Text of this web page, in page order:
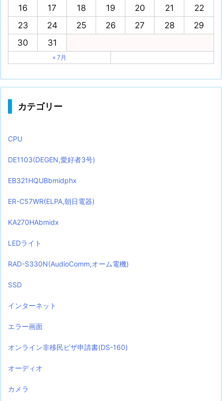
16
17 18 19 20 21
22
23
24 25 26 27 28
29
30
31
« 7月
カテゴリー
CPU
DE1103(DEGEN,愛好者3号)
EB321HQUBbmidphx
ER-C57WR(ELPA,朝日電器)
KA270HAbmidx
LEDライト
RAD-S330N(AudioComm,オーム電機)
SSD
インターネット
エラー画面
オンライン非移民ビザ申請書(DS-160)
オーディオ
カメラ